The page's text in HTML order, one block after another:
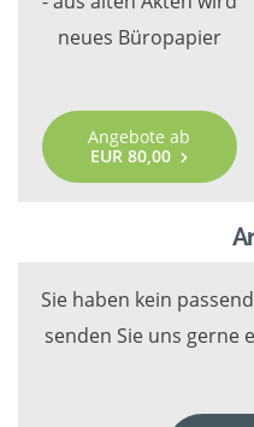
neues Büropapier
Angebote ab
EUR 80,00
Sie haben kein
senden Sie uns gerne